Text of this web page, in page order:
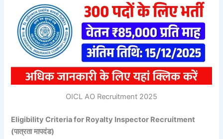
OICL AO Recruitment 2025
Eligibility Criteria for Royalty Inspector Recruitment
(पात्रता मापदंड)